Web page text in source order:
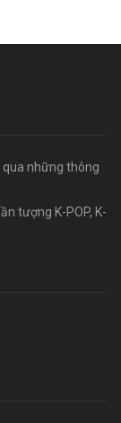
qua những thông
tượng K-POP, K-